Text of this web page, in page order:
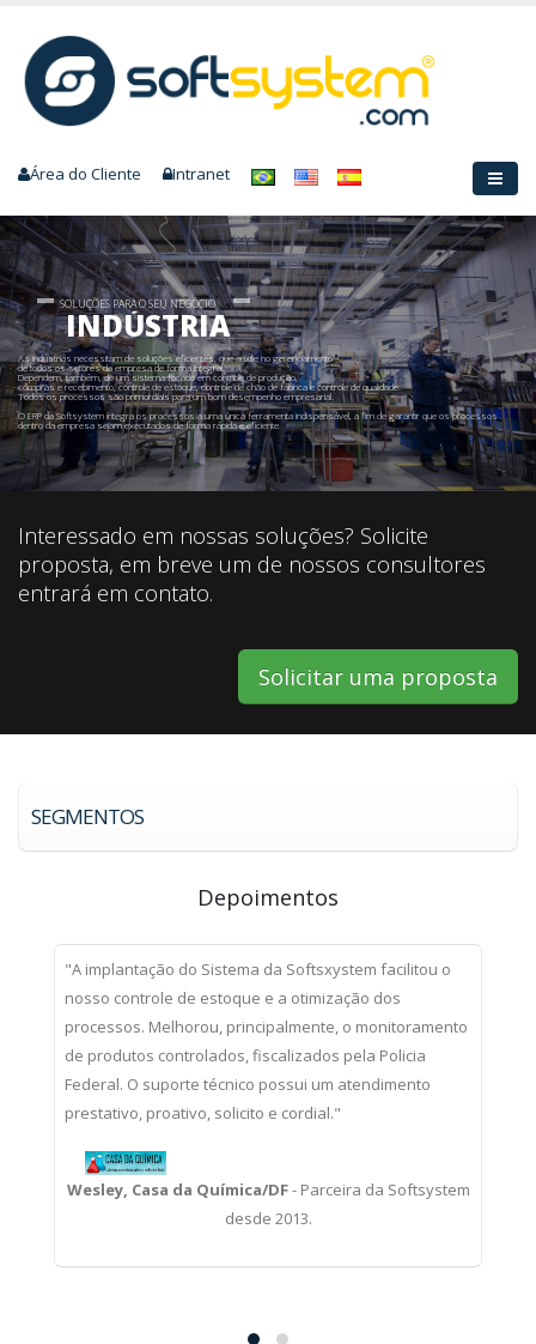
Área do Cliente Intranet
SOLUÇÕES PARA O SEU NEGÓCIO
INDÚSTRIA
As indústrias necessitam de soluções eficientes, que auxilie no gerenciamento
de todos os setores da empresa de forma integral.
Dependem, também, de um sistema focado em controle de produção,
compras e recebimento, controle de estoque, controle de chão de fábrica e controle de qualidade.
Todos os processos são primordiais para um bom desempenho empresarial.
O ERP da Softsystem íntegra os processos a uma única ferramenta indispensável, a fim de garantir que os processos
dentro da empresa sejam executados de forma rápida e eficiente.
Interessado em nossas soluções? Solicite
proposta, em breve um de nossos consultores
entrará em contato.
Solicitar uma proposta
SEGMENTOS
Depoimentos
"A implantação do Sistema da Softsxystem facilitou o
nosso controle de estoque e a otimização dos
processos. Melhorou, principalmente, o monitoramento
de produtos controlados, fiscalizados pela Policia
Federal. O suporte técnico possui um atendimento
prestativo, proativo, solicito e cordial."
Wesley, Casa da Química/DF- Parceira da Softsystem
desde 2013.